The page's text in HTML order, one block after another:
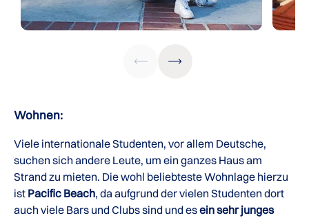
Wohnen:
Viele internationale Studenten, vor allem Deutsche,
suchen sich andere Leute, um ein ganzes Haus am
Strand zu mieten. Die wohl beliebteste Wohnlage hierzu
ist Pacific Beach, da aufgrund der vielen Studenten dort
auch viele Bars und Clubs sind und esein sehr junges